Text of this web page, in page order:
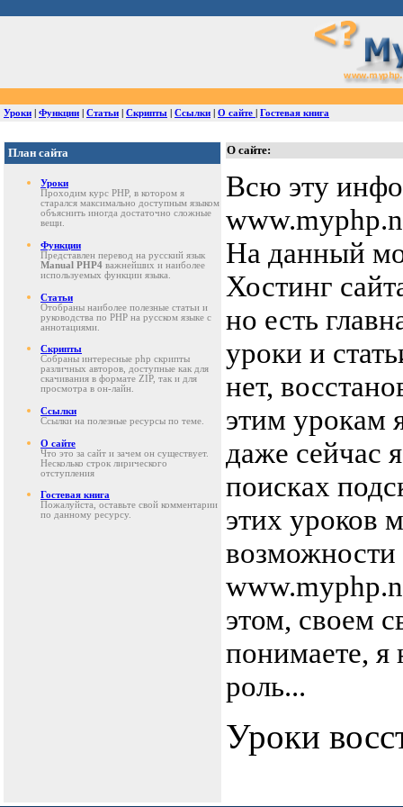
Уроки Функции Статьи Скрипты Ссылки О сайте Гостевая книга
План сайта
Уроки
Проходим курс PHP, в котором я
старался максимально доступным языком
объяснить иногда достаточно сложные
вещи.
Функции
Представлен перевод на русский язык
Manual PHP4 важнейших и наиболее
используемых функции языка.
Статьи
Отобраны наиболее полезные статьи и
руководства по PHP на русском языке с
аннотациями.
Скрипты
Собраны интересные php скрипты
различных авторов, доступные как для
скачивания в формате ZIP, так и для
просмотра в он-лайн.
Ссылки
Ссылки на полезные ресурсы по теме.
О сайте
Что это за сайт и зачем он существует.
Несколько строк лирического
отступления
Гостевая книга
Пожалуйста, оставьте свой комментарии
по данному ресурсу.
О сайте:
Всю эту
На данный
Хостинг
но есть
уроки и
нет,
этим урокам
даже сейчас
поисках
этих уроков
возможности
этом, своем
понимаете, я
роль...
Уроки